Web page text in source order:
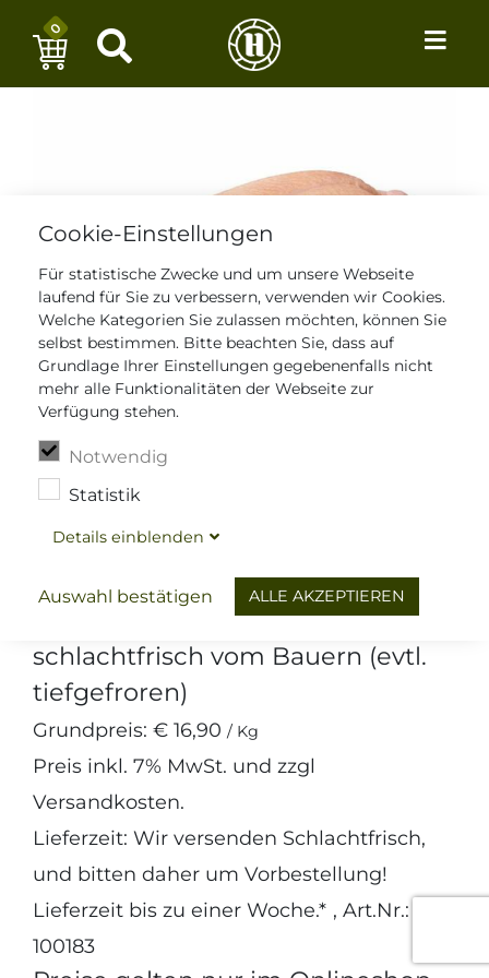
Cookie-Einstellungen
Für statistische Zwecke und um unsere Webseite
laufend für Sie zu verbessern, verwenden wir Cookies.
Welche Kategorien Sie zulassen möchten, können Sie
selbst bestimmen. Bitte beachten Sie, dass auf
Grundlage Ihrer Einstellungen gegebenenfalls nicht
mehr alle Funktionalitäten der Webseite zur
Verfügung stehen.
Notwendig
Statistik
Details einblenden
Auswahl bestätigen ALLE AKZEPTIEREN
0
Fleisch Niederbayerisches Geflügel
Bauernente
schlachtfrisch vom Bauern (evtl.
tiefgefroren)
Grundpreis: € 16,90 / Kg
Preis inkl. 7% MwSt. und zzgl
Versandkosten.
Lieferzeit: Wir versenden Schlachtfrisch,
und bitten daher um Vorbestellung!
Lieferzeit bis zu einer Woche.* , Art.Nr.:
100183